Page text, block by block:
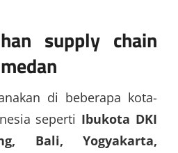
supply chain
di beberapa kota-
seperti Ibukota DKI
Bali, Yogyakarta,